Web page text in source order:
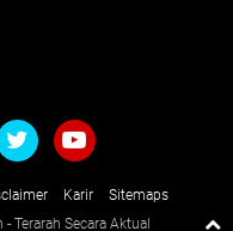
Karir
Sitemaps
Terarah Secara Aktual Premium